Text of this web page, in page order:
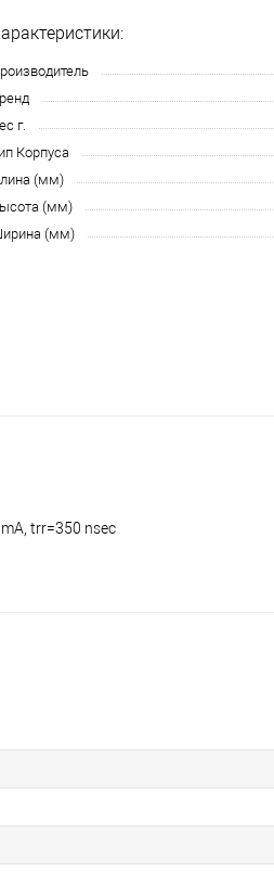
г.
Корпуса
(мм)
(мм)
(мм)
trr=350 nsec